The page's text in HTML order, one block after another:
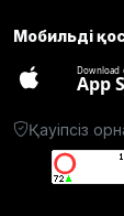
Мобильді
Download
App
Қауіпсіз